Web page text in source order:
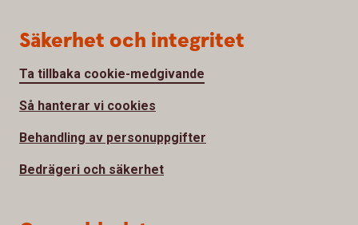
Säkerhet och integritet
Ta tillbaka cookie-medgivande
Så hanterar vi cookies
Behandling av personuppgifter
Bedrägeri och säkerhet